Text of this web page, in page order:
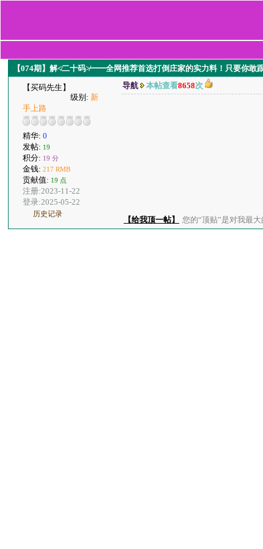
【074期】解≮二十码≯━━全网推荐首选打倒庄家的实力料！只要你敢
【买码先生】
级别: 新
手上路
精华:0
发帖: 19
积分: 19 分
金钱:217 RMB
贡献值: 19 点
注册:2023-11-22
登录:2025-05-22
历史记录
导航 本帖查看8658次
【给我顶一帖】 您的“顶贴”是对我最